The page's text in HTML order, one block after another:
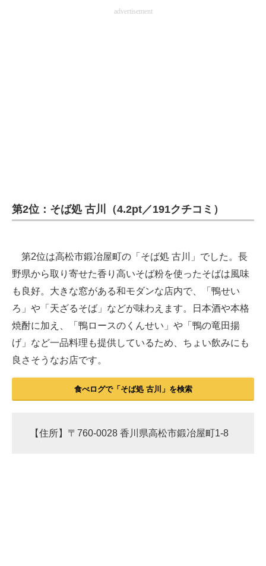
advertisement
第2位：そば処 古川（4.2pt／191クチコミ）
第2位は高松市鍛冶屋町の「そば処 古川」でした。長
野県から取り寄せた香り高いそば粉を使ったそばは風味
も良好。大きな窓がある和モダンな店内で、「鴨せい
ろ」や「天ざるそば」などが味わえます。日本酒や本格
焼酎に加え、「鴨ロースのくんせい」や「鴨の竜田揚
げ」など一品料理も提供しているため、ちょい飲みにも
良さそうなお店です。
食べログで「そば処 古川」を検索
【住所】〒760-0028 香川県高松市鍛冶屋町1-8